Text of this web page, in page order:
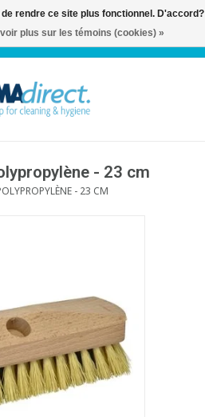
0 Articles
- 23 cm
- 23 CM
rendre ce site plus fonctionnel. D'accord?
plus sur les témoins (cookies) »